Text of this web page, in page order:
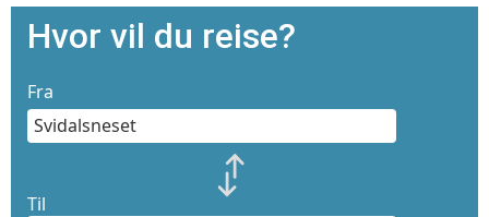
Hvor vil du reise?
Fra
Til